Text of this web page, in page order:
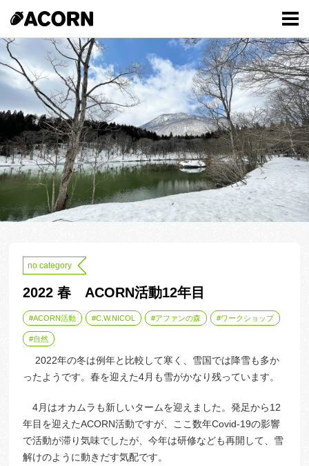
no category
2022 春 ACORN活動12年目
ACORN活動 C.W.NICOL アファンの森 ワークショップ
自然
2022年の冬は例年と比較して寒く、雪国では降雪も多か
ったようです。春を迎えた4月も雪がかなり残っています。
4月はオカムラも新しいタームを迎えました。発足から12
年目を迎えたACORN活動ですが、ここ数年Covid-19の影響
で活動が滞り気味でしたが、今年は研修なども再開して、雪
解けのように動きだす気配です。